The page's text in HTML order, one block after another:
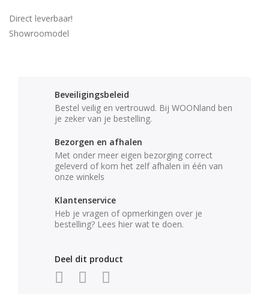
Direct leverbaar!
Showroomodel
Beveiligingsbeleid
Bestel veilig en vertrouwd. Bij WOONland ben
je zeker van je bestelling.
Bezorgen en afhalen
Met onder meer eigen bezorging correct
geleverd of kom het zelf afhalen in één van
onze winkels
Klantenservice
Heb je vragen of opmerkingen over je
bestelling? Lees hier wat te doen.
Deel dit product